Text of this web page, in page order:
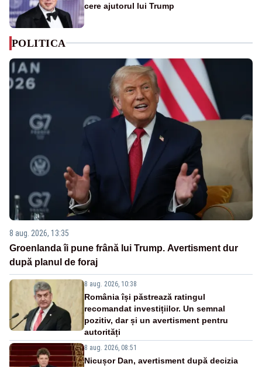
cere ajutorul lui Trump
POLITICA
8 aug. 2026, 13:35
Groenlanda îi pune frână lui Trump. Avertisment dur
după planul de foraj
8 aug. 2026, 10:38
România își păstrează ratingul
recomandat investițiilor. Un semnal
pozitiv, dar și un avertisment pentru
autorități
8 aug. 2026, 08:51
Nicușor Dan, avertisment după decizia